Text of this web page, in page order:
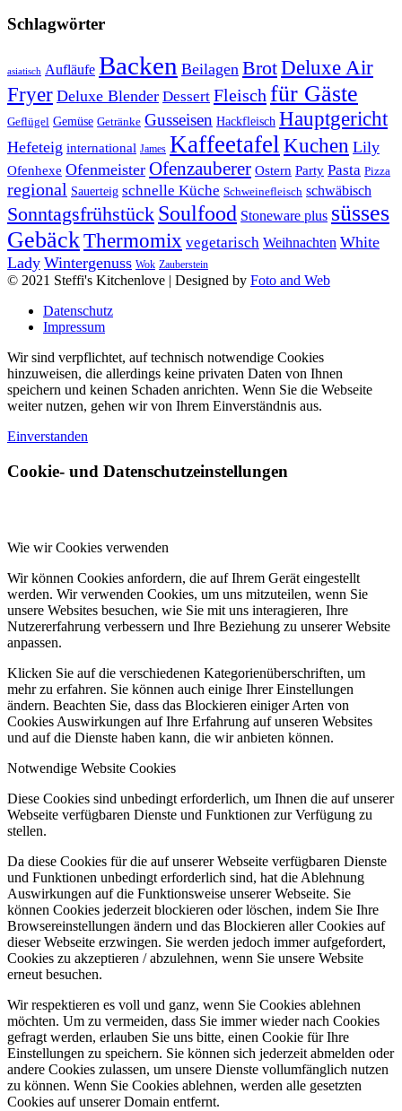
Schlagwörter
asiatisch Aufläufe Backen Beilagen BrotDeluxe Air
Fryer Deluxe Blender Dessert Fleisch für Gäste
Geflügel Gemüse Getränke Gusseisen Hackfleisch Hauptgericht
Hefeteig international James KaffeetafelKuchen Lily
Ofenhexe Ofenmeister Ofenzauberer Ostern Party Pasta Pizza
regional Sauerteig schnelle Küche Schweinefleisch schwäbisch
Sonntagsfrühstück Soulfood Stoneware plus süsses
GebäckThermomix vegetarisch Weihnachten White
Lady Wintergenuss Wok Zauberstein
© 2021 Steffi's Kitchenlove | Designed by Foto and Web
Datenschutz
Impressum
Wir sind verpflichtet, auf technisch notwendige Cookies
hinzuweisen, die allerdings keine privaten Daten von Ihnen
speichern und keinen Schaden anrichten. Wenn Sie die Webseite
weiter nutzen, gehen wir von Ihrem Einverständnis aus.
Einverstanden
Cookie- und Datenschutzeinstellungen
Wie wir Cookies verwenden
Wir können Cookies anfordern, die auf Ihrem Gerät eingestellt
werden. Wir verwenden Cookies, um uns mitzuteilen, wenn Sie
unsere Websites besuchen, wie Sie mit uns interagieren, Ihre
Nutzererfahrung verbessern und Ihre Beziehung zu unserer Website
anpassen.
Klicken Sie auf die verschiedenen Kategorienüberschriften, um
mehr zu erfahren. Sie können auch einige Ihrer Einstellungen
ändern. Beachten Sie, dass das Blockieren einiger Arten von
Cookies Auswirkungen auf Ihre Erfahrung auf unseren Websites
und auf die Dienste haben kann, die wir anbieten können.
Notwendige Website Cookies
Diese Cookies sind unbedingt erforderlich, um Ihnen die auf unserer
Webseite verfügbaren Dienste und Funktionen zur Verfügung zu
stellen.
Da diese Cookies für die auf unserer Webseite verfügbaren Dienste
und Funktionen unbedingt erforderlich sind, hat die Ablehnung
Auswirkungen auf die Funktionsweise unserer Webseite. Sie
können Cookies jederzeit blockieren oder löschen, indem Sie Ihre
Browsereinstellungen ändern und das Blockieren aller Cookies auf
dieser Webseite erzwingen. Sie werden jedoch immer aufgefordert,
Cookies zu akzeptieren / abzulehnen, wenn Sie unsere Website
erneut besuchen.
Wir respektieren es voll und ganz, wenn Sie Cookies ablehnen
möchten. Um zu vermeiden, dass Sie immer wieder nach Cookies
gefragt werden, erlauben Sie uns bitte, einen Cookie für Ihre
Einstellungen zu speichern. Sie können sich jederzeit abmelden oder
andere Cookies zulassen, um unsere Dienste vollumfänglich nutzen
zu können. Wenn Sie Cookies ablehnen, werden alle gesetzten
Cookies auf unserer Domain entfernt.